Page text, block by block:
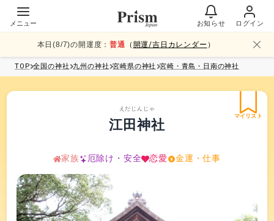
メニュー お知らせ ログイン
本日(8/7)の開運度：普通 （ 開運/吉日カレンダー ）
TOP 全国の神社 九州の神社 宮崎県の神社 宮崎・青島・日南の神社
マイリスト
えだじんじゃ
江田神社
家族 厄除け・安全 恋愛 金運・仕事